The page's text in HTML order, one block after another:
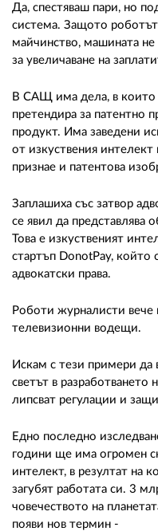
Да, спестяваш пари, но
система. Защото роботът
майчинство, машината не
за увеличаване на
В САЩ има дела, в които
претендира за патентно
продукт. Има заведени
от изкуствения
признае и патентова
Заплашиха със затвор
се явил да представлява
Това е изкуственият
стартъп DonotPay, който
адвокатски права.
Роботи журналисти
телевизионни водещи.
Искам с тези примери да
светът в разработването
липсват регулации и
Едно последно
години ще има огромен
интелект, в резултат на
загубят работата си. 3
човечеството на
появи нов термин -